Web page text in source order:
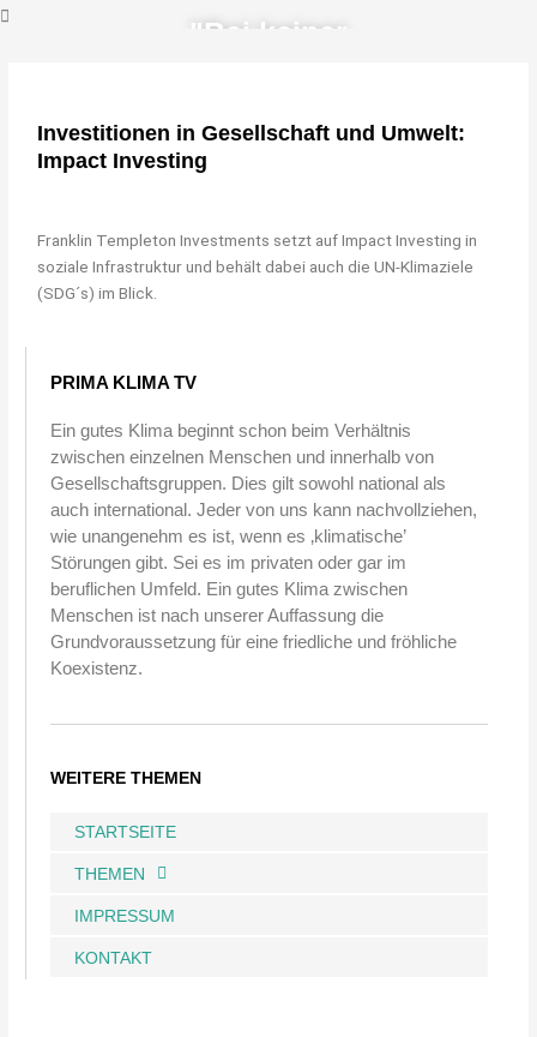
"Bei keiner
Erfindung ist
das Nützliche
Angenehmen so
beim Fahrrad."
Adam Opel, Gründer der Firma
Adam Opel GmbH
Investitionen in Gesellschaft und Umwelt:
Impact Investing
Franklin Templeton Investments setzt auf Impact Investing in
soziale Infrastruktur und behält dabei auch die UN-Klimaziele
(SDG´s) im Blick.
PRIMA KLIMA TV
Ein gutes Klima beginnt schon beim Verhältnis
zwischen einzelnen Menschen und innerhalb von
Gesellschaftsgruppen. Dies gilt sowohl national als
auch international. Jeder von uns kann nachvollziehen,
wie unangenehm es ist, wenn es ‚klimatische’
Störungen gibt. Sei es im privaten oder gar im
beruflichen Umfeld. Ein gutes Klima zwischen
Menschen ist nach unserer Auffassung die
Grundvoraussetzung für eine friedliche und fröhliche
Koexistenz.
WEITERE THEMEN
STARTSEITE
THEMEN
IMPRESSUM
KONTAKT